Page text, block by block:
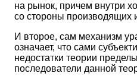
на рынок, причем внутри
со стороны производящих
И второе, сам механизм
означает, что сами
недостатки теории
последователи данной